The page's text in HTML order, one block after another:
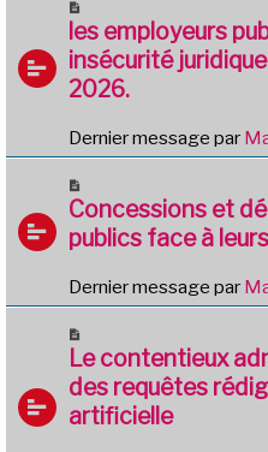
les employeurs
insécurité
2026.
Dernier message par
Concessions et
publics face à
Dernier message par
Le contentieux
des requêtes
artificielle